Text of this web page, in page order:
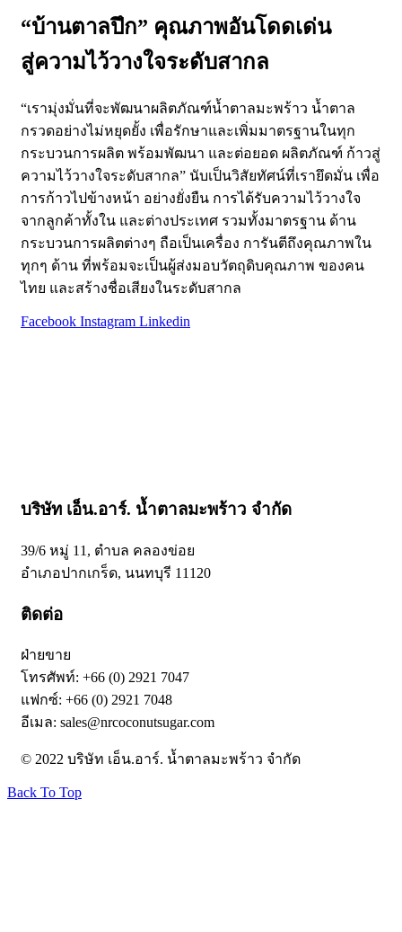
“บ้านตาลปึก” คุณภาพอันโดดเด่น
สู่ความไว้วางใจระดับสากล
“เรามุ่งมั่นที่จะพัฒนาผลิตภัณฑ์น้ำตาลมะพร้าว น้ำตาล
กรวดอย่างไม่หยุดยั้ง เพื่อรักษาและเพิ่มมาตรฐานในทุก
กระบวนการผลิต พร้อมพัฒนา และต่อยอด ผลิตภัณฑ์ ก้าวสู่
ความไว้วางใจระดับสากล” นับเป็นวิสัยทัศน์ที่เรายึดมั่น เพื่อ
การก้าวไปข้างหน้า อย่างยั่งยืน การได้รับความไว้วางใจ
จากลูกค้าทั้งใน และต่างประเทศ รวมทั้งมาตรฐาน ด้าน
กระบวนการผลิตต่างๆ ถือเป็นเครื่อง การันตีถึงคุณภาพใน
ทุกๆ ด้าน ที่พร้อมจะเป็นผู้ส่งมอบวัตถุดิบคุณภาพ ของคน
ไทย และสร้างชื่อเสียงในระดับสากล
Facebook Instagram Linkedin
บริษัท เอ็น.อาร์. น้ำตาลมะพร้าว จำกัด
39/6 หมู่ 11, ตำบล คลองข่อย
อำเภอปากเกร็ด, นนทบุรี 11120
ติดต่อ
ฝ่ายขาย
โทรศัพท์: +66 (0) 2921 7047
แฟกซ์: +66 (0) 2921 7048
อีเมล: sales@nrcoconutsugar.com
© 2022 บริษัท เอ็น.อาร์. น้ำตาลมะพร้าว จำกัด
Back To Top